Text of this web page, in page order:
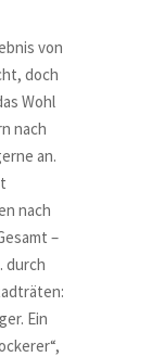
von
doch
Wohl
nach
an.
nach
–
durch
Ein